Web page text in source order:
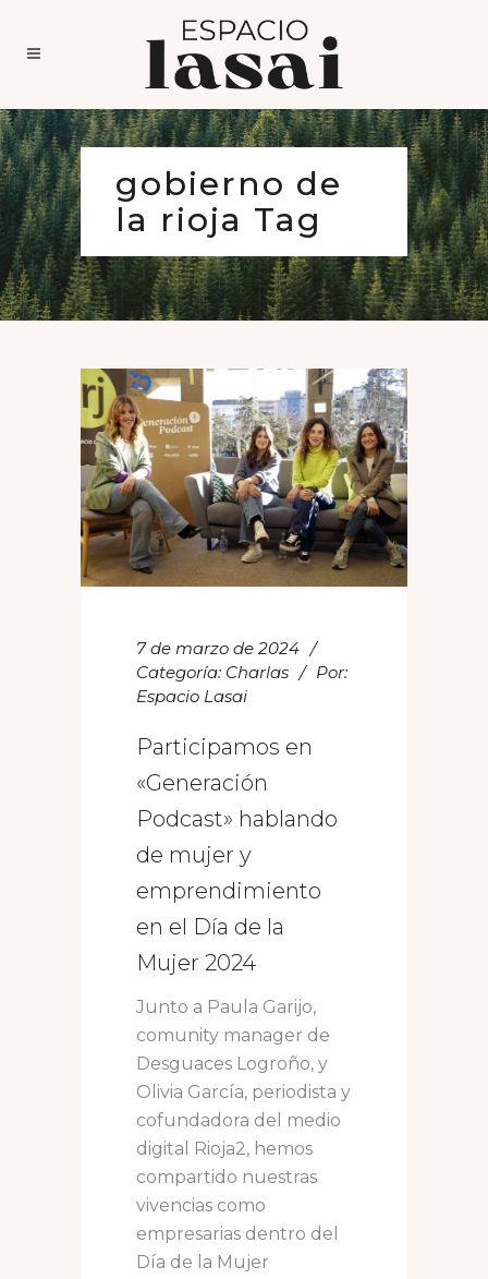
gobierno de
la rioja Tag
7 de marzo de 2024
Categoría: Charlas
Por:
Espacio Lasai
Participamos en
«Generación
Podcast» hablando
de mujer y
emprendimiento
en el Día de la
Mujer 2024
Junto a Paula Garijo,
comunity manager de
Desguaces Logroño, y
Olivia García, periodista y
cofundadora del medio
digital Rioja2, hemos
compartido nuestras
vivencias como
empresarias dentro del
Día de la Mujer